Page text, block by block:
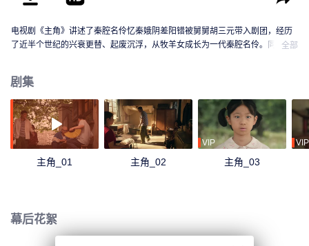
电视剧《主角》讲述了秦腔名伶忆秦娥阴差阳错被舅舅胡三元带入剧团，经历
了近半个世纪的兴衰更替、起废沉浮，从牧羊女成长为一代秦腔名伶。同时该
全部
剧集
主角_01 主角_02
VIP
主角_03
VIP
幕后花絮